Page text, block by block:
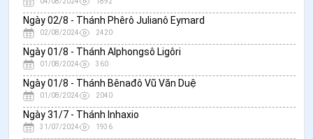
Ngày 02/8 - Thánh Phêrô Julianô Eymard
02/08/2024 2420
Ngày 01/8 - Thánh Alphongsô Ligôri
01/08/2024 360
Ngày 01/8 - Thánh Bênađô Vũ Văn Duệ
01/08/2024 2040
Ngày 31/7 - Thánh Inhaxio
31/07/2024 1936